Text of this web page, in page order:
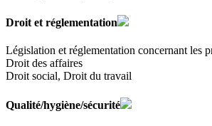
Droit et réglementation
Législation et réglementation concernant les
Droit des affaires
Droit social, Droit du travail
Qualité/hygiène/sécurité